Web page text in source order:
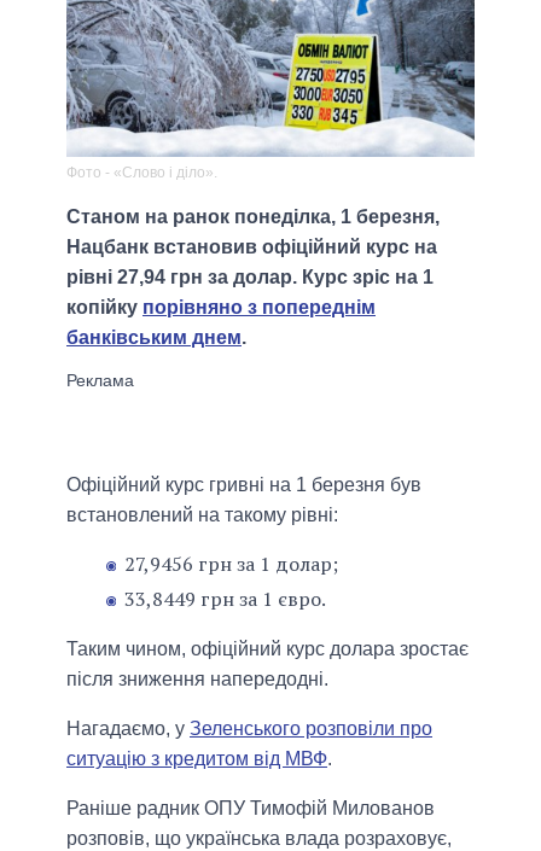
Фото - «Слово і діло».
Станом на ранок понеділка, 1 березня,
Нацбанк встановив офіційний курс на
рівні 27,94 грн за долар. Курс зріс на 1
копійку порівняно з попереднім
банківським днем.
Офіційний курс гривні на 1 березня був
встановлений на такому рівні:
27,9456 грн за 1 долар;
33,8449 грн за 1 євро.
Таким чином, офіційний курс долара зростає
після зниження напередодні.
Нагадаємо, у Зеленського розповіли про
ситуацію з кредитом від МВФ.
Раніше радник ОПУ Тимофій Милованов
розповів, що українська влада розраховує,